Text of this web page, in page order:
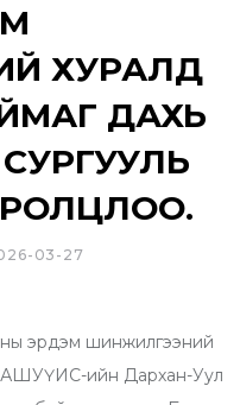
ХУРАЛД
ДАХЬ
03-27
эрдэм шинжилгээний
АШУҮИС-ийн Дархан-Уул